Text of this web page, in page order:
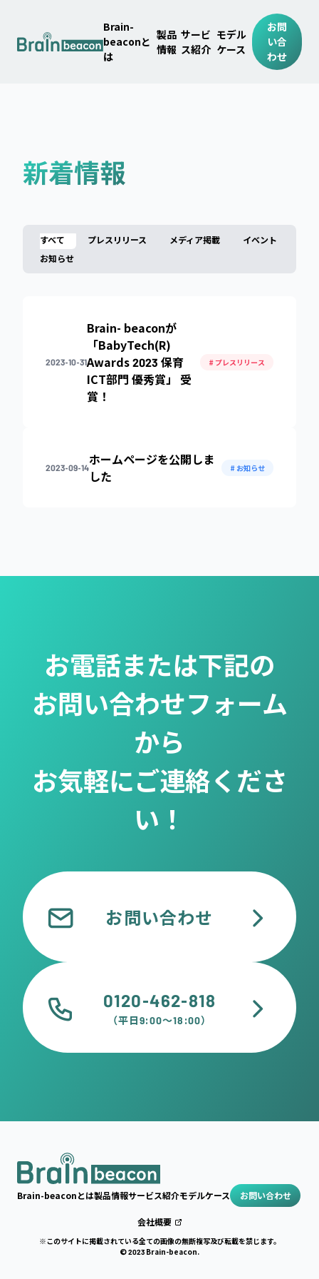
Brain-
beaconと
は
製品
情報
サービ
ス紹介
モデル
ケース
お問
い合
わせ
新着情報
すべて プレスリリース メディア掲載
イベント
お知らせ
2023-10-31
Brain- beaconが
「BabyTech(R)
Awards 2023 保育
ICT部門 優秀賞」 受
賞！
# プレスリリース
2023-09-14ホームページを公開しま
した
# お知らせ
お電話または下記の
お問い合わせフォーム
から
お気軽にご連絡くださ
い！
お問い合わせ
0120-462-818
（平日9:00〜18:00）
Brain-beaconとは製品情報サービス紹介モデルケース お問い合わせ
会社概要
※このサイトに掲載されている全ての画像の無断複写及び転載を禁じます。
© 2023 Brain-beacon.